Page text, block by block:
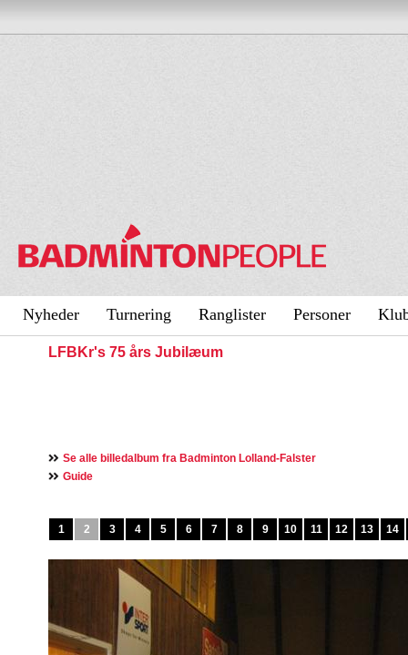
Nyheder Turnering Ranglister Personer
LFBKr's 75 års Jubilæum
Se alle billedalbum fra Badminton Lolland-Falster
Guide
1 2 3 4 5 6 7 8 9 10 11 12 13 14